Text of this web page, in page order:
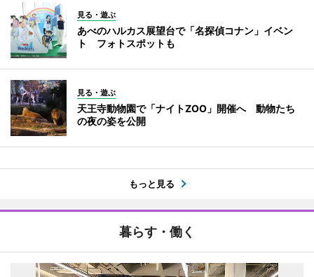
見る・遊ぶ
あべのハルカス展望台で「名探偵コナン」イベン
ト フォトスポットも
見る・遊ぶ
天王寺動物園で「ナイトZOO」開催へ 動物たち
の夜の姿を公開
もっと見る
暮らす・働く